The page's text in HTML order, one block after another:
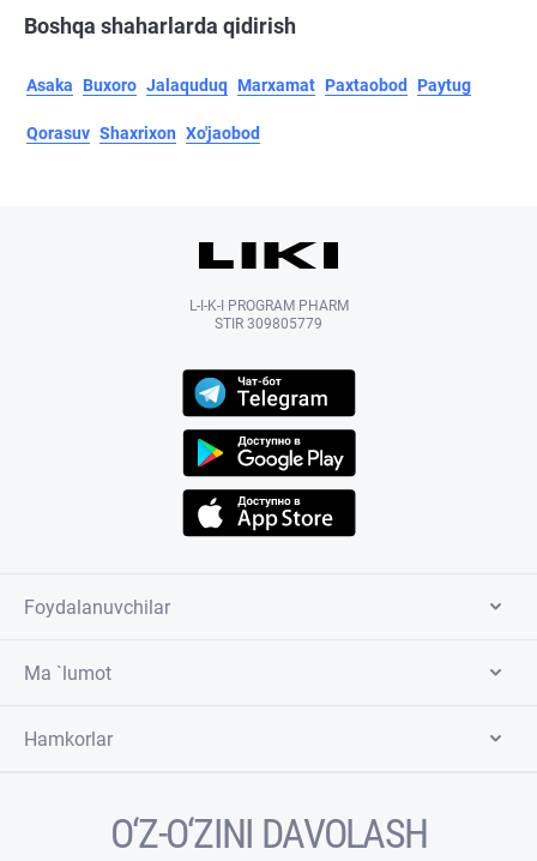
Boshqa shaharlarda qidirish
Asaka Buxoro Jalaquduq Marxamat Paxtaobod Paytug
Qorasuv Shaxrixon Xo'jaobod
L-I-K-I PROGRAM PHARM
STIR 309805779
Foydalanuvchilar
Ma `lumot
Hamkorlar
O‘Z-O‘ZINI DAVOLASH